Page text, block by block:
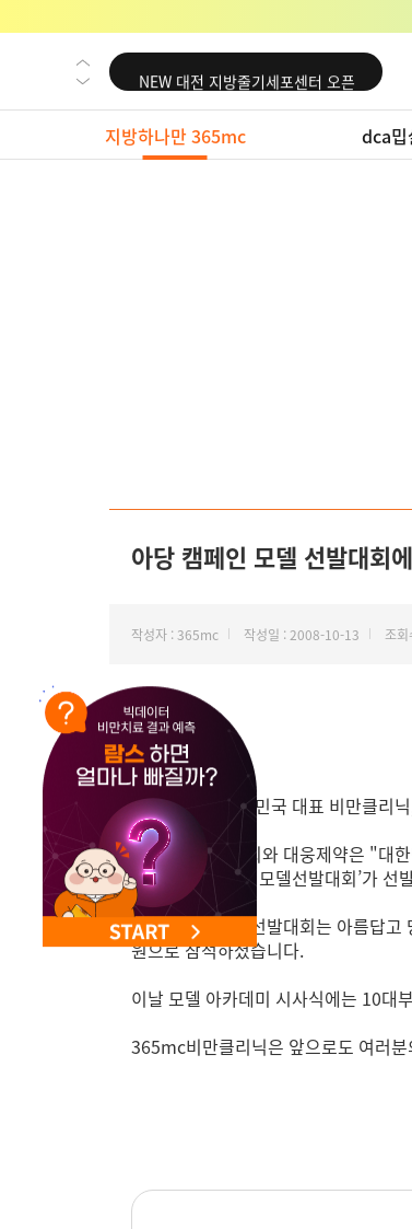
NEW 교대 지방줄기세포센터 오픈
NEW 대전 지방줄기세포센터 오픈
NEW 노원 지방줄기세포센터 오픈
NEW 미국 LA점 오픈
지방하나만 365mc dca밉
아당 캠페인 모델 선발대회
작성자 : 365mc 작성일 : 2008-10-13 조
안녕하세요. 대한민국 대표 비만클리
대한비만체형학회와 대웅제약은 "대
트인 ‘아당캠페인 모델선발대회’가
아당캠페인 모델선발대회는 아름답
원으로 참석하셨습니다.
이날 모델 아카데미 시사식에는 10대
365mc비만클리닉은 앞으로도 여러